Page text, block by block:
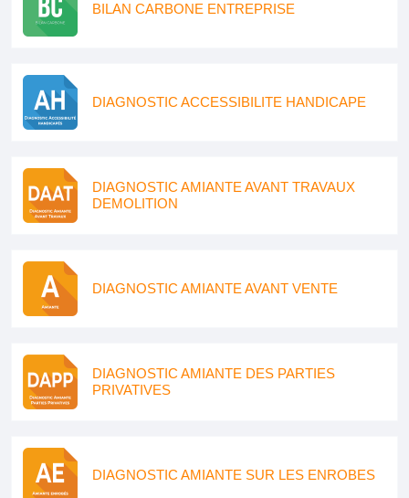
BILAN CARBONE ENTREPRISE
DIAGNOSTIC ACCESSIBILITE HANDICAPE
DIAGNOSTIC AMIANTE AVANT TRAVAUX
DEMOLITION
DIAGNOSTIC AMIANTE AVANT VENTE
DIAGNOSTIC AMIANTE DES PARTIES
PRIVATIVES
DIAGNOSTIC AMIANTE SUR LES ENROBES